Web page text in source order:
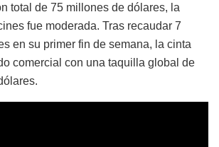
total de 75 millones de dólares, la
fue moderada. Tras recaudar 7
en su primer fin de semana, la cinta
comercial con una taquilla global de